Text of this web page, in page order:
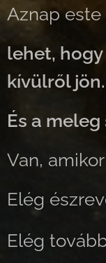
Aznap
lehet,
kívülről jön.
És a meleg
Van,
Elég
Elég